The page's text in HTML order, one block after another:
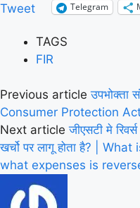
Tweet Telegram
TAGS
FIR
Previous article उपभोक्ता
Consumer Protection
Next article जीएसटी मे
खर्चो पर लागू होता है? |
what expenses is